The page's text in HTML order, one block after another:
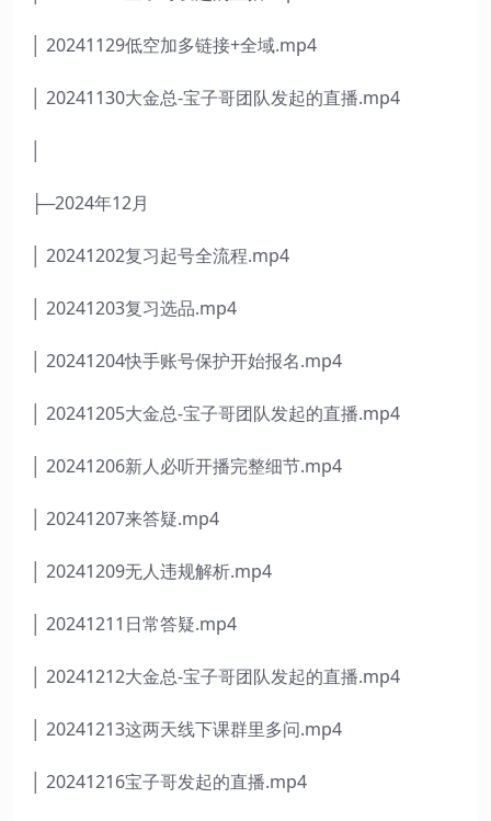
│ 20241129低空加多链接+全域.mp4
│ 20241130大金总-宝子哥团队发起的直播.mp4
├─2024年12月
│ 20241202复习起号全流程.mp4
│ 20241203复习选品.mp4
│ 20241204快手账号保护开始报名.mp4
│ 20241205大金总-宝子哥团队发起的直播.mp4
│ 20241206新人必听开播完整细节.mp4
│ 20241207来答疑.mp4
│ 20241209无人违规解析.mp4
│ 20241211日常答疑.mp4
│ 20241212大金总-宝子哥团队发起的直播.mp4
│ 20241213这两天线下课群里多问.mp4
│ 20241216宝子哥发起的直播.mp4